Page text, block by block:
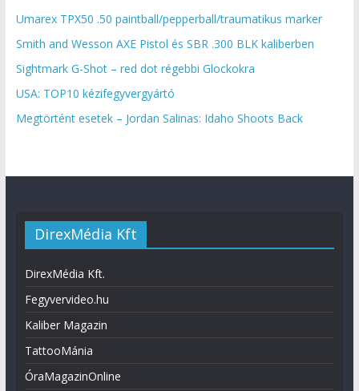
Umarex TPX50 .50 paintball/pepperball/traumatikus marker
Smith and Wesson AXE Pistol és SBR .300 BLK kaliberben
Sightmark G-Shot – red dot régebbi Glockokra
USA: TOP10 kézifegyvergyártó
Megtörtént esetek – Jordan Salinas: Idaho Shoots Back
DirexMédia Kft
DirexMédia Kft.
Fegyvervideo.hu
Kaliber Magazin
TattooMánia
ÓraMagazinOnline